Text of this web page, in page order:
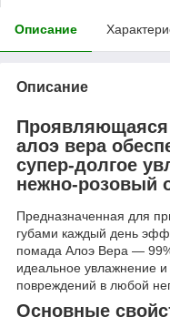
Описание
Описание
Проявляющаяся
алоэ вера
супер-долгое
нежно-розовый
Предназначенная для
губами каждый день
помада Алоэ Вера —
идеальное увлажнение и
повреждений в любой
Основные